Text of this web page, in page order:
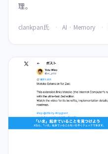
理。
clankpan氏 AI · Memory